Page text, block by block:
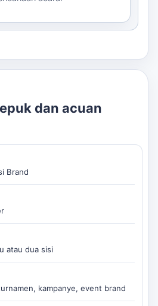
dan acuan
Brand
atau dua sisi
kampanye, event brand